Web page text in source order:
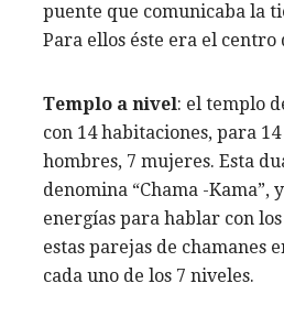
puente que comunicaba la
Para ellos éste era el centro
Templo a nivel: el templo
con 14 habitaciones, para 14
hombres, 7 mujeres. Esta
denomina “Chama -Kama”,
energías para hablar con los
estas parejas de chamanes
cada uno de los 7 niveles.